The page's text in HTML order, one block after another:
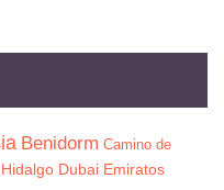
Benidorm Camino de
Dubai Emiratos